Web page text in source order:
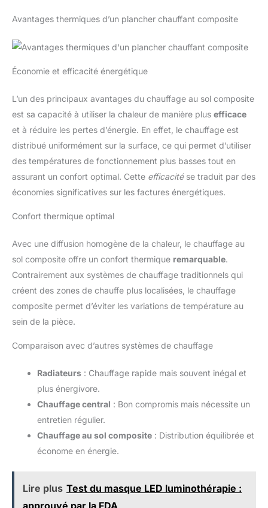
Avantages thermiques d’un plancher chauffant composite
Économie et efficacité énergétique
L’un des principaux avantages du chauffage au sol composite
est sa capacité à utiliser la chaleur de manière plus efficace
et à réduire les pertes d’énergie. En effet, le chauffage est
distribué uniformément sur la surface, ce qui permet d’utiliser
des températures de fonctionnement plus basses tout en
assurant un confort optimal. Cette efficacitése traduit par des
économies significatives sur les factures énergétiques.
Confort thermique optimal
Avec une diffusion homogène de la chaleur, le chauffage au
sol composite offre un confort thermique remarquable.
Contrairement aux systèmes de chauffage traditionnels qui
créent des zones de chauffe plus localisées, le chauffage
composite permet d’éviter les variations de température au
sein de la pièce.
Comparaison avec d’autres systèmes de chauffage
Radiateurs : Chauffage rapide mais souvent inégal et
plus énergivore.
Chauffage central : Bon compromis mais nécessite un
entretien régulier.
Chauffage au sol composite : Distribution équilibrée et
économe en énergie.
Lire plus Test du masque LED luminothérapie :